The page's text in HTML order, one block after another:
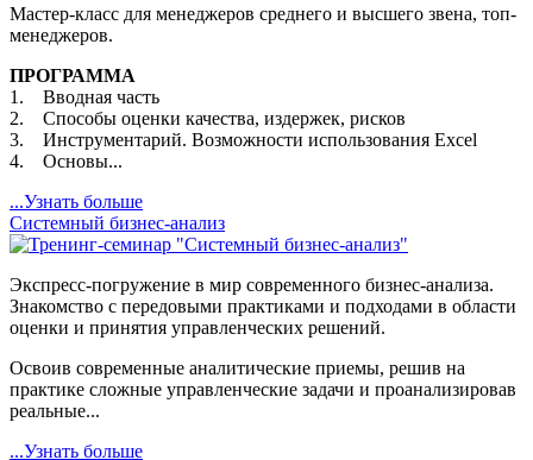
Мастер-класс для менеджеров среднего и высшего звена, топ-
менеджеров.
ПРОГРАММА
1. Вводная часть
2. Способы оценки качества, издержек, рисков
3. Инструментарий. Возможности использования Excel
4. Основы...
...Узнать больше
Системный бизнес-анализ
Экспресс-погружение в мир современного бизнес-анализа.
Знакомство с передовыми практиками и подходами в области
оценки и принятия управленческих решений.
Освоив современные аналитические приемы, решив на
практике сложные управленческие задачи и проанализировав
реальные...
...Узнать больше